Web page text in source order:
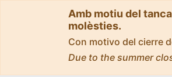
Amb motiu del
molèsties.
Con motivo del cierre
Due to the summer